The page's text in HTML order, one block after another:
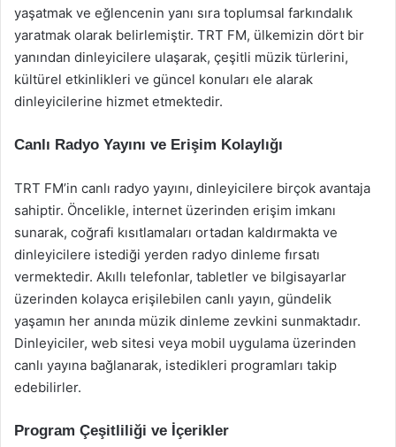
yaşatmak ve eğlencenin yanı sıra toplumsal farkındalık
yaratmak olarak belirlemiştir. TRT FM, ülkemizin dört bir
yanından dinleyicilere ulaşarak, çeşitli müzik türlerini,
kültürel etkinlikleri ve güncel konuları ele alarak
dinleyicilerine hizmet etmektedir.
Canlı Radyo Yayını ve Erişim Kolaylığı
TRT FM’in canlı radyo yayını, dinleyicilere birçok avantaja
sahiptir. Öncelikle, internet üzerinden erişim imkanı
sunarak, coğrafi kısıtlamaları ortadan kaldırmakta ve
dinleyicilere istediği yerden radyo dinleme fırsatı
vermektedir. Akıllı telefonlar, tabletler ve bilgisayarlar
üzerinden kolayca erişilebilen canlı yayın, gündelik
yaşamın her anında müzik dinleme zevkini sunmaktadır.
Dinleyiciler, web sitesi veya mobil uygulama üzerinden
canlı yayına bağlanarak, istedikleri programları takip
edebilirler.
Program Çeşitliliği ve İçerikler